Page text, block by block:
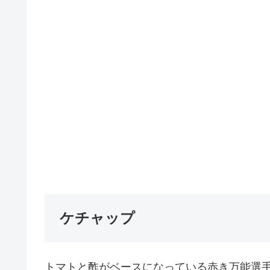
ケチャップ
トマトと酢がベースになっている赤き万能選